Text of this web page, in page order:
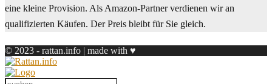
eine kleine Provision. Als Amazon-Partner verdienen wir an
qualifizierten Käufen. Der Preis bleibt für Sie gleich.
© 2023 - rattan.info | made with ♥